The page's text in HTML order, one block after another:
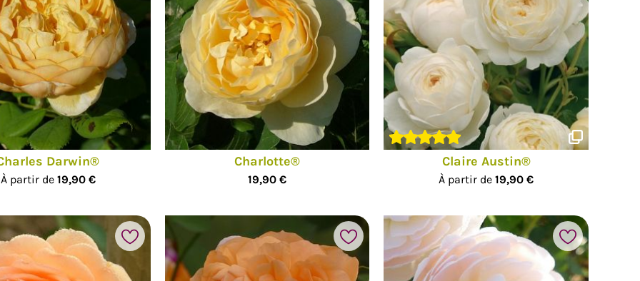
Darwin®
À partir de 19,90 €
Charlotte®
19,90 €
Claire Austin®
À partir de19,90 €
Ajouter à mes favoris